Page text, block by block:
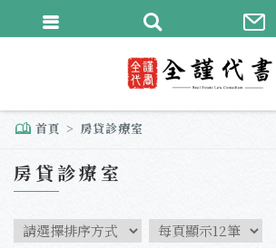
首頁 房貸診療室
房貸診療室
繁體中文
English